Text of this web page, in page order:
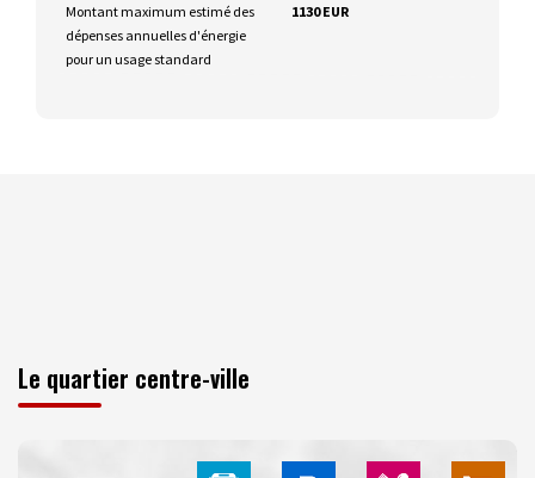
Montant maximum estimé des
dépenses annuelles d'énergie
pour un usage standard
1130 EUR
Le quartier centre-ville